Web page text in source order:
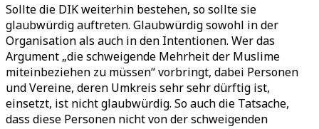
Sollte die DIK weiterhin bestehen, so sollte sie
glaubwürdig auftreten. Glaubwürdig sowohl in der
Organisation als auch in den Intentionen. Wer das
Argument „die schweigende Mehrheit der Muslime
miteinbeziehen zu müssen“ vorbringt, dabei Personen
und Vereine, deren Umkreis sehr sehr dürftig ist,
einsetzt, ist nicht glaubwürdig. So auch die Tatsache,
dass diese Personen nicht von der schweigenden